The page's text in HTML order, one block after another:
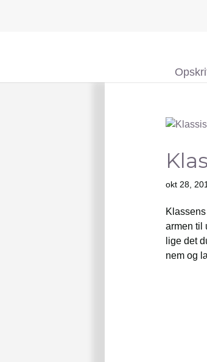
okt 28,
armen til
lige det
nem og